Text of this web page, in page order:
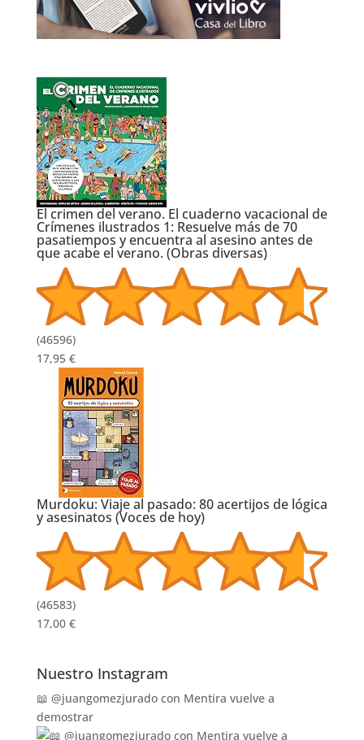
El crimen del verano. El cuaderno vacacional
de Crímenes ilustrados 1: Resuelve más de 70
pasatiempos y encuentra al asesino antes de
que acabe el verano. (Obras diversas)
46596)
17,95 €
Murdoku: Viaje al pasado: 80 acertijos de
lógica y asesinatos (Voces de hoy)
(46583)